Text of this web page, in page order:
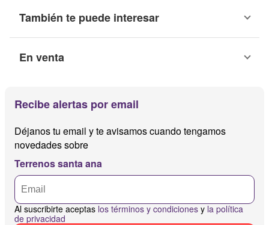
También te puede interesar
En venta
Recibe alertas por email
Déjanos tu email y te avisamos cuando tengamos
novedades sobre
Terrenos santa ana
Al suscribirte aceptas los términos y condiciones y la política
de privacidad